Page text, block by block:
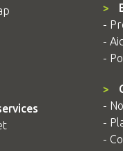
>
-
-
-
>
-
-
-